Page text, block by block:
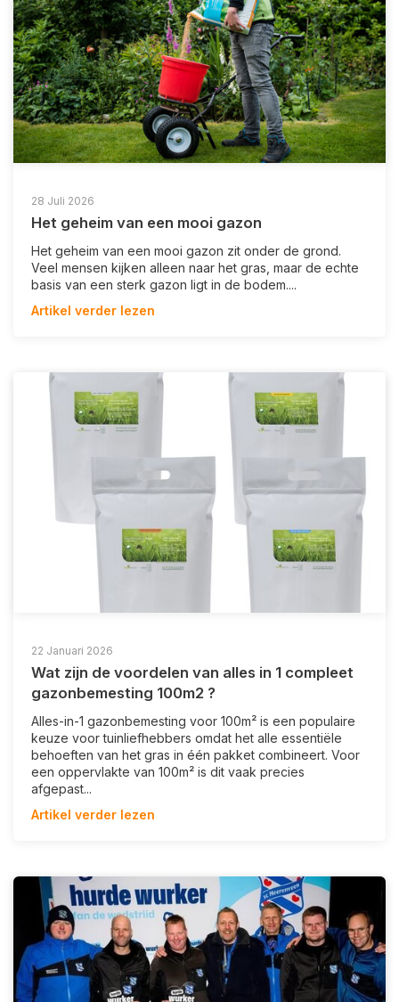
28 Juli 2026
Het geheim van een mooi gazon
Het geheim van een mooi gazon zit onder de grond.
Veel mensen kijken alleen naar het gras, maar de echte
basis van een sterk gazon ligt in de bodem....
Artikel verder lezen
22 Januari 2026
Wat zijn de voordelen van alles in 1 compleet
gazonbemesting 100m2 ?
Alles-in-1 gazonbemesting voor 100m² is een populaire
keuze voor tuinliefhebbers omdat het alle essentiële
behoeften van het gras in één pakket combineert. Voor
een oppervlakte van 100m² is dit vaak precies
afgepast...
Artikel verder lezen